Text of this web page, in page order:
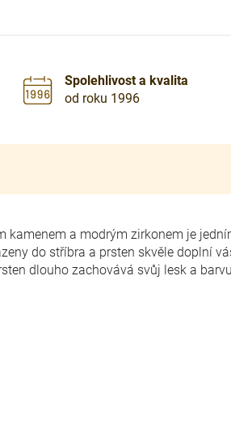
Spolehlivost a kvalita
od roku 1996
kamenem a modrým zirkonem je
do stříbra a prsten skvěle doplní
dlouho zachovává svůj lesk a